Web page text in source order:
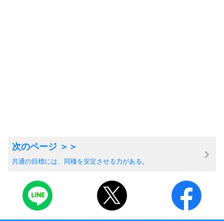
共通の目標には、同棲を安定させる力がある。